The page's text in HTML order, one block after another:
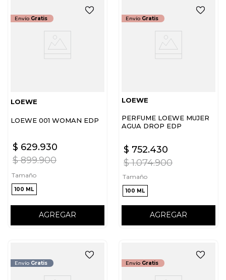
Envío Gratis
LOEWE
LOEWE 001 WOMAN EDP
$ 899.900
$ 629.930
Tamaño
100 ML
AGREGAR
Envío Gratis
LOEWE
PERFUME LOEWE MUJER
AGUA DROP EDP
$ 1.074.900
$ 752.430
Tamaño
100 ML
AGREGAR
Envío Gratis Envío Gratis